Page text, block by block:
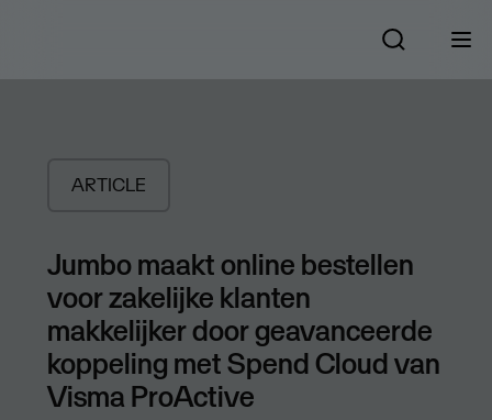
ARTICLE
Jumbo maakt online bestellen
voor zakelijke klanten
makkelijker door geavanceerde
koppeling met Spend Cloud van
Visma ProActive